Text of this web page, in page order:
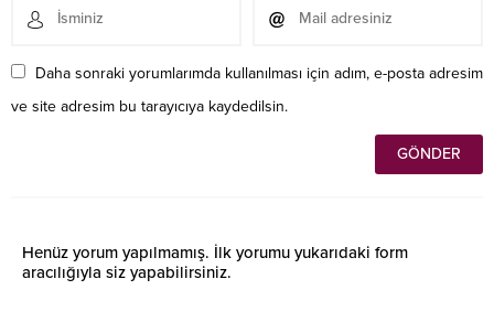
Daha sonraki yorumlarımda kullanılması için adım, e-posta adresim
ve site adresim bu tarayıcıya kaydedilsin.
Henüz yorum yapılmamış. İlk yorumu yukarıdaki form
aracılığıyla siz yapabilirsiniz.